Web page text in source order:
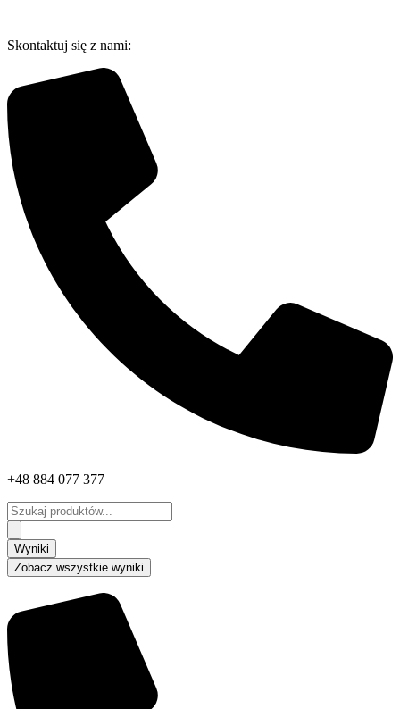
treści
Skontaktuj się z nami:
+48 884 077 377
Search
...
Wyniki
Zobacz wszystkie wyniki